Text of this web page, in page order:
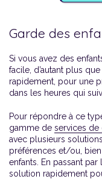
Garde des
Si vous avez des
facile, d’autant plus
rapidement, pour une
dans les heures qui
Pour répondre à ce
gamme de services de
avec plusieurs
préférences et/ou,
enfants. En passant
solution rapidement